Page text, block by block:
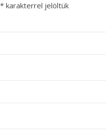
* karakterrel jelöltük